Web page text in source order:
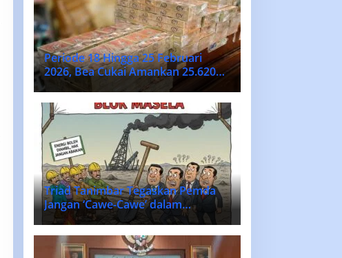
Periode 18 Hingga 25 Februari
2026, Bea Cukai Amankan 25.620
Batang Rokok Ilegal
Triad Tanimbar Tegaskan Pemda
Jangan ‘Cawe-Cawe’ dalam
Penentuan Vendor Lokal Blok
MASELA.